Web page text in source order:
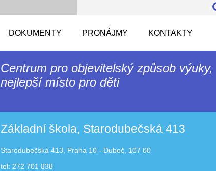
DOKUMENTY PRONÁJMY KONTAKTY
Centrum pro objevitelský způsob výuky,
nejlepší místo pro děti
Základní škola, Starodubečská 413
Starodubečská 413, Praha 10 - Dubeč, 107 00
tel: 272 701 838